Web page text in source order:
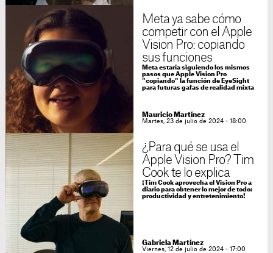
Meta ya sabe cómo
competir con el Apple
Vision Pro: copiando
sus funciones
Meta estaría siguiendo los mismos
pasos que Apple Vision Pro
"copiando" la función de EyeSight
para futuras gafas de realidad mixta
Mauricio Martínez
Martes, 23 de julio de 2024 - 18:00
¿Para qué se usa el
Apple Vision Pro? Tim
Cook te lo explica
¡Tim Cook aprovecha el Vision Pro a
diario para obtener lo mejor de todo:
productividad y entretenimiento!
Gabriela Martínez
Viernes, 12 de julio de 2024 - 17:00